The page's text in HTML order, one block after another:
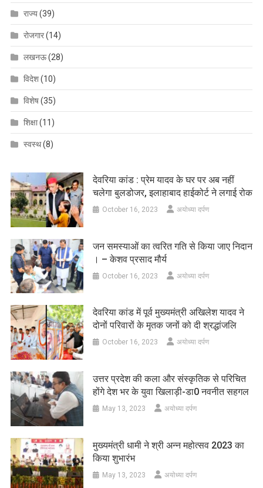
राज्य(39)
रोजगार(14)
लखनऊ(28)
विदेश(10)
विशेष(35)
शिक्षा(11)
स्वस्थ(8)
देवरिया कांड : प्रेम यादव के घर पर अब नहीं
चलेगा बुलडोजर, इलाहाबाद हाईकोर्ट ने लगाई रोक
October 16, 2023 अयोध्या दर्पण
जन समस्याओं का त्वरित गति से किया जाए निदान
। – केशव प्रसाद मौर्य
October 16, 2023 अयोध्या दर्पण
देवरिया कांड में पूर्व मुख्यमंत्री अखिलेश यादव ने
दोनों परिवारों के मृतक जनों को दी श्रद्धांजलि
October 16, 2023 अयोध्या दर्पण
उत्तर प्रदेश की कला और संस्कृतिक से परिचित
होंगे देश भर के युवा खिलाड़ी-डा0 नवनीत सहगल
May 13, 2023 अयोध्या दर्पण
मुख्यमंत्री धामी ने श्री अन्न महोत्सव 2023 का
किया शुभारंभ
May 13, 2023 अयोध्या दर्पण